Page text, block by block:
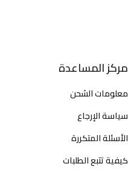
مركز المساعدة
معلومات الشحن
سياسة الإرجاع
الأسئلة المتكررة
كيفية تتبع الطلبات